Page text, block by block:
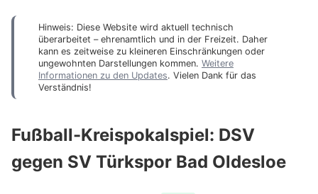
Hinweis: Diese Website wird aktuell technisch
überarbeitet – ehrenamtlich und in der Freizeit. Daher
kann es zeitweise zu kleineren Einschränkungen oder
ungewohnten Darstellungen kommen. Weitere
Informationen zu den Updates. Vielen Dank für das
Verständnis!
Fußball-Kreispokalspiel: DSV
gegen SV Türkspor Bad Oldesloe